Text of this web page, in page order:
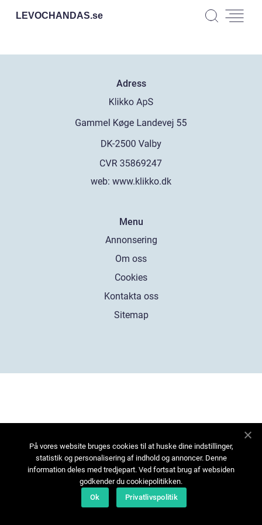
LEVOCHANDAS.se
Adress
web: www.klikko.dk
Menu
Annonsering
Om oss
Cookies
Kontakta oss
Sitemap
På vores website bruges cookies til at huske dine indstillinger,
statistik og personalisering af indhold og annoncer. Denne
information deles med tredjepart. Ved fortsat brug af websiden
godkender du cookiepolitikken.
Ok
Privatlivspolitik